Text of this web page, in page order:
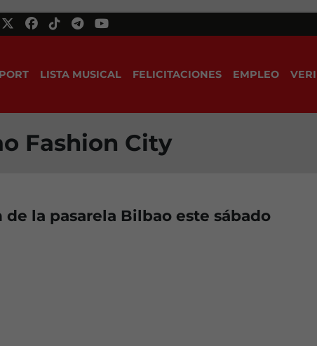
LISTA MUSICAL FELICITACIONES EMPLEO
Fashion City
de la pasarela Bilbao este sábado